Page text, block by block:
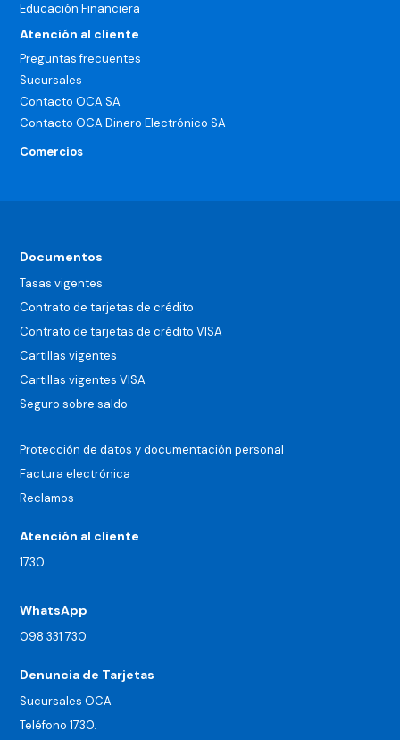
Educación Financiera
Atención al cliente
Preguntas frecuentes
Sucursales
Contacto OCA SA
Contacto OCA Dinero Electrónico SA
Comercios
Documentos
Tasas vigentes
Contrato de tarjetas de crédito
Contrato de tarjetas de crédito VISA
Cartillas vigentes
Cartillas vigentes VISA
Seguro sobre saldo
Protección de datos y documentación personal
Factura electrónica
Reclamos
Atención al cliente
1730
WhatsApp
098 331 730
Denuncia de Tarjetas
Sucursales OCA
Teléfono 1730.